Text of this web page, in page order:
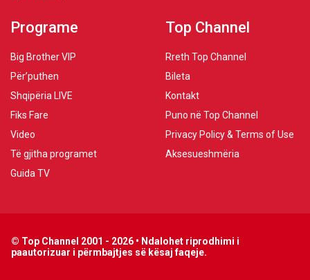
Programe
Big Brother VIP
Për’puthen
Shqipëria LIVE
Fiks Fare
Video
Të gjitha programet
Guida TV
Top Channel
Rreth Top Channel
Bileta
Kontakt
Puno në Top Channel
Privacy Policy & Terms of Use
Aksesueshmëria
© Top Channel 2001 - 2026 • Ndalohet riprodhimi i
paautorizuar i përmbajtjes së kësaj faqeje.